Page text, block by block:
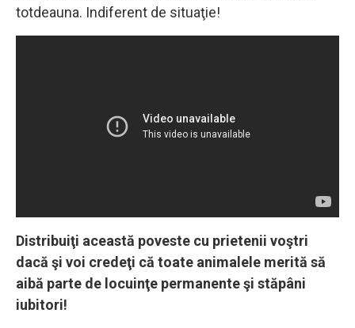
totdeauna. Indiferent de situaţie!
Distribuiţi această poveste cu prietenii voştri
dacă şi voi credeţi că toate animalele merită să
aibă parte de locuinţe permanente şi stăpâni
iubitori!